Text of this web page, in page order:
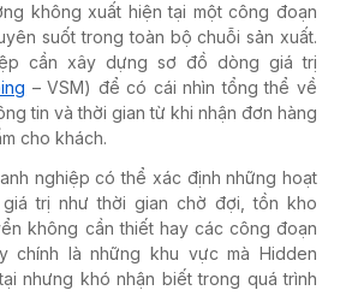
không xuất hiện tại một công đoạn
suốt trong toàn bộ chuỗi sản xuất.
cần xây dựng sơ đồ dòng giá trị
– VSM) để có cái nhìn tổng thể về
tin và thời gian từ khi nhận đơn hàng
cho khách.
nghiệp có thể xác định những hoạt
trị như thời gian chờ đợi, tồn kho
không cần thiết hay các công đoạn
chính là những khu vực mà Hidden
nhưng khó nhận biết trong quá trình